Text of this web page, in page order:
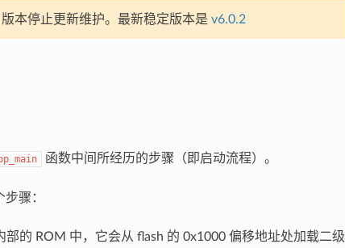
本停止更新维护。最新稳定版本是 v6.0.2
函数中间所经历的步骤（即启动流程）。
骤：
部的 ROM 中，它会从 flash 的 0x1000 偏移地址处加载二级